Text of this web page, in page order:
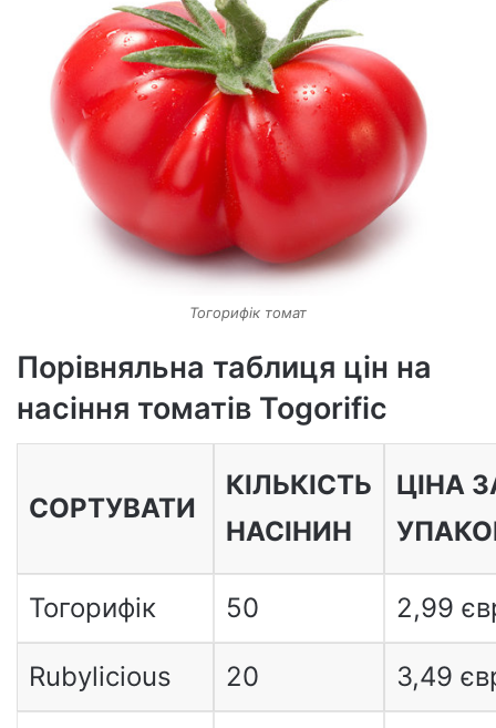
Тогорифік томат
Порівняльна таблиця цін на
насіння томатів Togorific
СОРТУВАТИ
КІЛЬКІСТЬ
НАСІНИН
ЦІНА
Тогорифік 50 2,99
Rubylicious 20 3,49